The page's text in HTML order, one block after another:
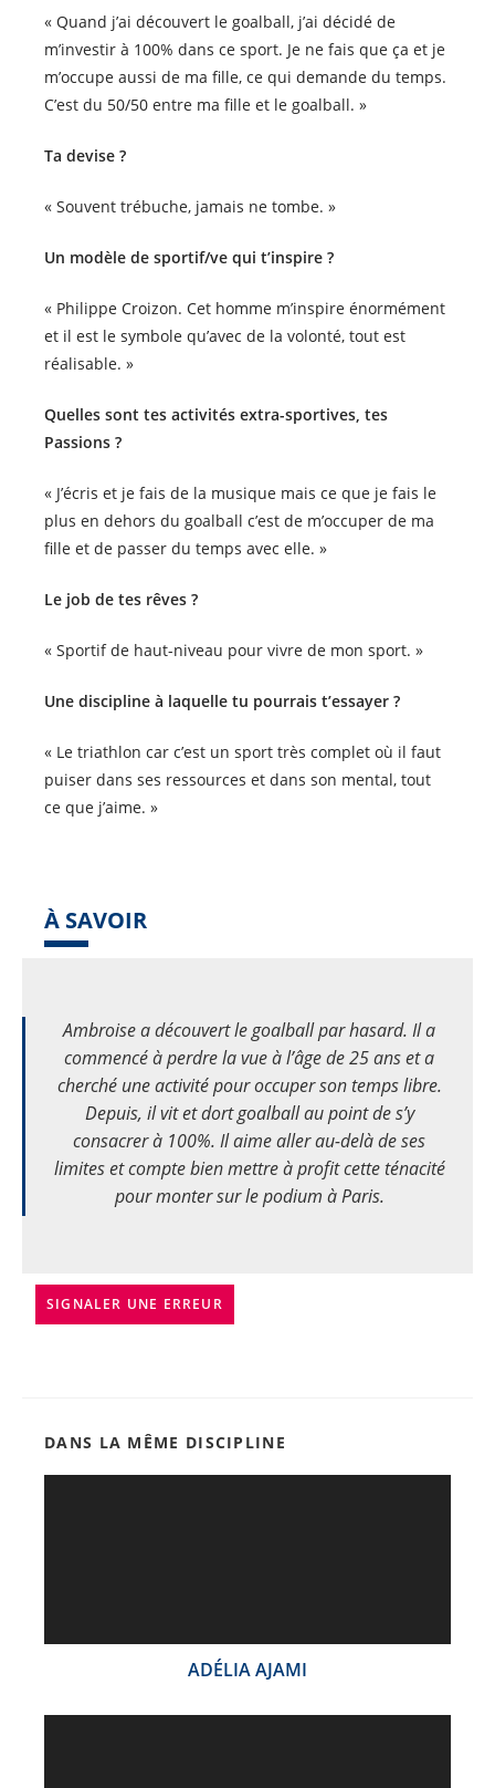
« Quand j’ai découvert le goalball, j’ai décidé de
m’investir à 100% dans ce sport. Je ne fais que ça et je
m’occupe aussi de ma fille, ce qui demande du temps.
C’est du 50/50 entre ma fille et le goalball. »
Ta devise ?
« Souvent trébuche, jamais ne tombe. »
Un modèle de sportif/ve qui t’inspire ?
« Philippe Croizon. Cet homme m’inspire énormément
et il est le symbole qu’avec de la volonté, tout est
réalisable. »
Quelles sont tes activités extra-sportives, tes
Passions ?
« J’écris et je fais de la musique mais ce que je fais le
plus en dehors du goalball c’est de m’occuper de ma
fille et de passer du temps avec elle. »
Le job de tes rêves ?
« Sportif de haut-niveau pour vivre de mon sport. »
Une discipline à laquelle tu pourrais t’essayer ?
« Le triathlon car c’est un sport très complet où il faut
puiser dans ses ressources et dans son mental, tout
ce que j’aime. »
À SAVOIR
Ambroise a découvert le goalball par hasard. Il a
commencé à perdre la vue à l’âge de 25 ans et a
cherché une activité pour occuper son temps libre.
Depuis, il vit et dort goalball au point de s’y
consacrer à 100%. Il aime aller au-delà de ses
limites et compte bien mettre à profit cette ténacité
pour monter sur le podium à Paris.
SIGNALER UNE ERREUR
DANS LA MÊME DISCIPLINE
ADÉLIA AJAMI